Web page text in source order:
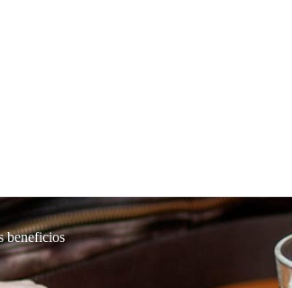
beneficios